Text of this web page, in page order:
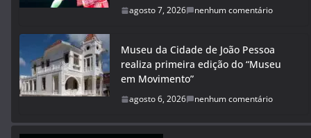
agosto 7, 2026 nenhum comentário
Museu da Cidade de João Pessoa
realiza primeira edição do “Museu
em Movimento”
agosto 6, 2026 nenhum comentário